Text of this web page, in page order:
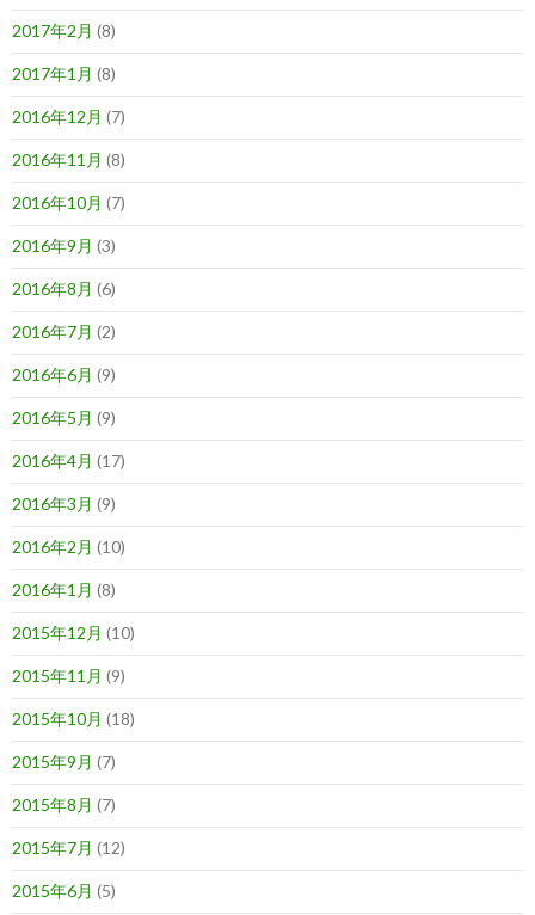
2017年2月 (8)
2017年1月 (8)
2016年12月 (7)
2016年11月 (8)
2016年10月 (7)
2016年9月 (3)
2016年8月 (6)
2016年7月 (2)
2016年6月 (9)
2016年5月 (9)
2016年4月 (17)
2016年3月 (9)
2016年2月 (10)
2016年1月 (8)
2015年12月 (10)
2015年11月 (9)
2015年10月 (18)
2015年9月 (7)
2015年8月 (7)
2015年7月 (12)
2015年6月 (5)